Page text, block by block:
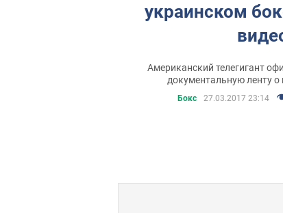
украинском
Американский телегигант
документальную ленту
Бокс 27.03.2017 23:14